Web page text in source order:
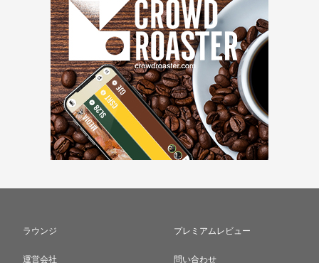
ラウンジ プレミアムレビュー
運営会社 問い合わせ